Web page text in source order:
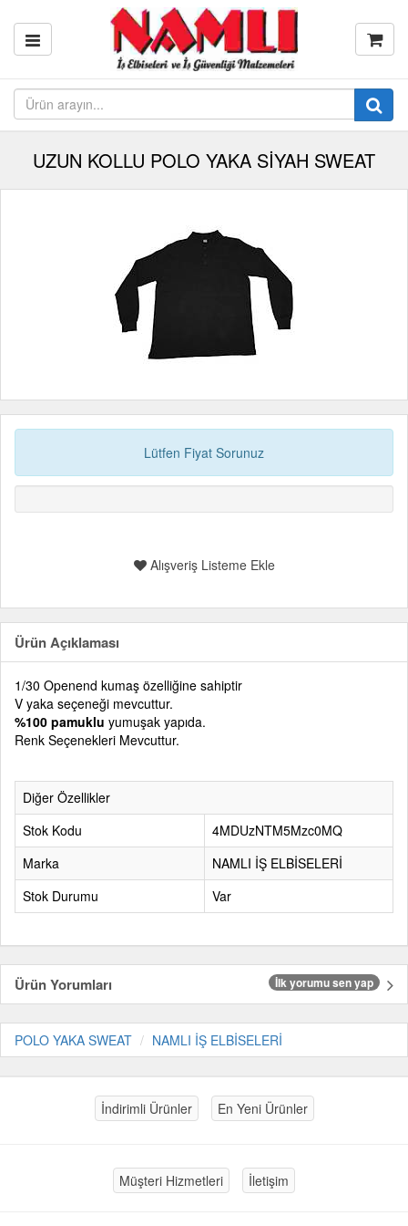
UZUN KOLLU POLO YAKA SİYAH SWEAT
Lütfen Fiyat Sorunuz
Alışveriş Listeme Ekle
Ürün Açıklaması
1/30 Openend kumaş özelliğine sahiptir
V yaka seçeneği mevcuttur.
%100 pamuklu yumuşak yapıda.
Renk Seçenekleri Mevcuttur.
Diğer Özellikler
Stok Kodu
4MDUzNTM5Mzc0MQ
Marka
NAMLI İŞ ELBİSELERİ
Stok Durumu
Var
Ürün Yorumları İlk yorumu sen yap
POLO YAKA SWEAT NAMLI İŞ ELBİSELERİ
İndirimli Ürünler En Yeni Ürünler
Müşteri Hizmetleri İletişim